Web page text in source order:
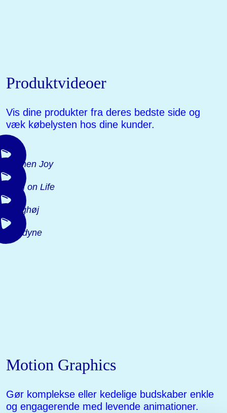
Produktvideoer
Vis dine produkter fra deres bedste side og
væk købelysten hos dine kunder.
Kitchen Joy
High on Life
Langhøj
Anodyne
Motion Graphics
Gør komplekse eller kedelige budskaber enkle
og engagerende med levende animationer.